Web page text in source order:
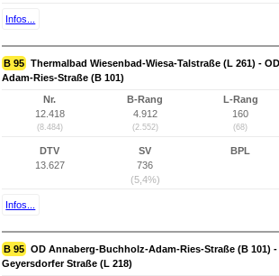
Infos...
B 95 Thermalbad Wiesenbad-Wiesa-Talstraße (L 261) -
Adam-Ries-Straße (B 101)
Nr.
12.418
(8.484)
B-Rang
4.912
(2.552)
L-Rang
160
(68)
DTV
13.627
SV
736
(5,4%)
BPL
Infos...
B 95 OD Annaberg-Buchholz-Adam-Ries-Straße (B 101)
Geyersdorfer Straße (L 218)